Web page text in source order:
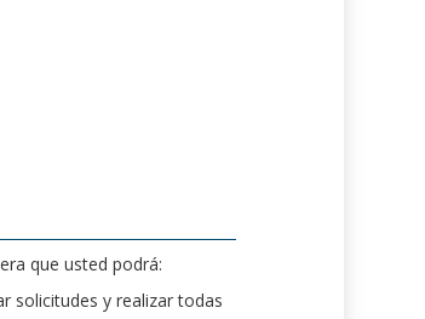
que usted podrá:
solicitudes y realizar todas